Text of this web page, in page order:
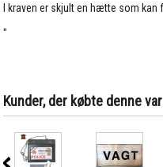
I kraven er skjult en hætte som
"
Kunder, der købte denne